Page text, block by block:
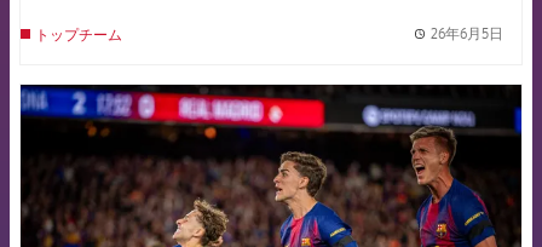
トップチーム 26年6月5日
FCB Barcelona badge